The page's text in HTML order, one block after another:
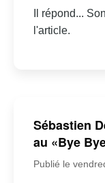
Il répond...
l'article.
Sébastien
au «Bye
Publié le